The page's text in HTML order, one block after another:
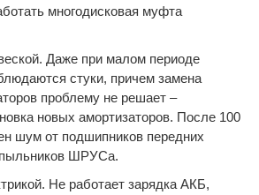
многодисковая муфта
Даже при малом периоде
стуки, причем замена
проблему не решает –
новых амортизаторов. После 100
шум от подшипников передних
ШРУСа.
Не работает зарядка АКБ,